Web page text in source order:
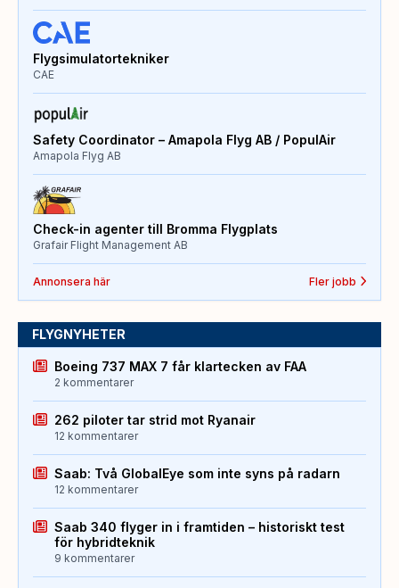
Flygsimulatortekniker
CAE
Safety Coordinator – Amapola Flyg AB / PopulAir
Amapola Flyg AB
Check-in agenter till Bromma Flygplats
Grafair Flight Management AB
Annonsera här Fler jobb
FLYGNYHETER
Boeing 737 MAX 7 får klartecken av FAA
2 kommentarer
262 piloter tar strid mot Ryanair
12 kommentarer
Saab: Två GlobalEye som inte syns på radarn
12 kommentarer
Saab 340 flyger in i framtiden – historiskt test
för hybridteknik
9 kommentarer